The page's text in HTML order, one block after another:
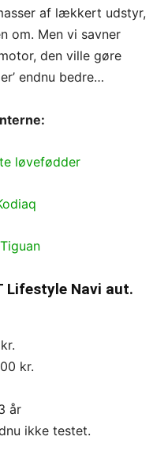
af lækkert udstyr,
om. Men vi savner
den ville gøre
endnu bedre…
løvefødder
Lifestyle Navi aut.
kr.
år
ikke testet.